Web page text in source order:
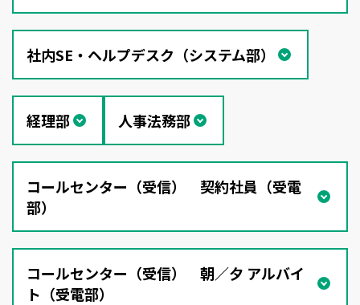
社内SE・ヘルプデスク（システム部）
経理部 人事法務部
コールセンター（受信） 契約社員（受電
部）
コールセンター（受信） 朝／夕 アルバイ
ト（受電部）